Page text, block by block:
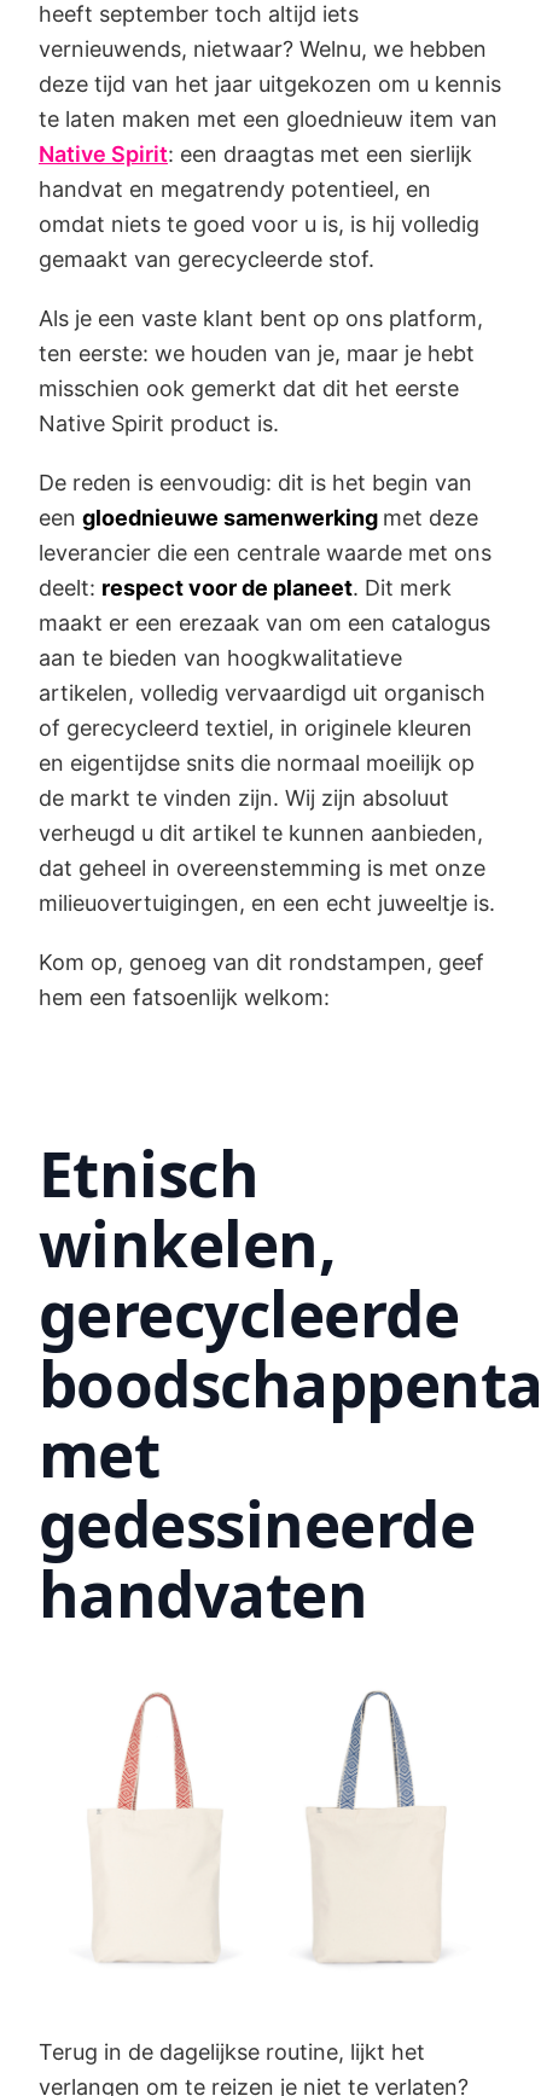
heeft september toch altijd iets
vernieuwends, nietwaar? Welnu, we hebben
deze tijd van het jaar uitgekozen om u kennis
te laten maken met een gloednieuw item van
Native Spirit: een draagtas met een sierlijk
handvat en megatrendy potentieel, en
omdat niets te goed voor u is, is hij volledig
gemaakt van gerecycleerde stof.
Als je een vaste klant bent op ons platform,
ten eerste: we houden van je, maar je hebt
misschien ook gemerkt dat dit het eerste
Native Spirit product is.
De reden is eenvoudig: dit is het begin van
een gloednieuwe samenwerking met deze
leverancier die een centrale waarde met ons
deelt: respect voor de planeet. Dit merk
maakt er een erezaak van om een catalogus
aan te bieden van hoogkwalitatieve
artikelen, volledig vervaardigd uit organisch
of gerecycleerd textiel, in originele kleuren
en eigentijdse snits die normaal moeilijk op
de markt te vinden zijn. Wij zijn absoluut
verheugd u dit artikel te kunnen aanbieden,
dat geheel in overeenstemming is met onze
milieuovertuigingen, en een echt juweeltje is.
Kom op, genoeg van dit rondstampen, geef
hem een fatsoenlijk welkom:
Etnisch
winkelen,
gerecycleerde
met
gedessineerde
handvaten
Terug in de dagelijkse routine, lijkt het
verlangen om te reizen je niet te verlaten?